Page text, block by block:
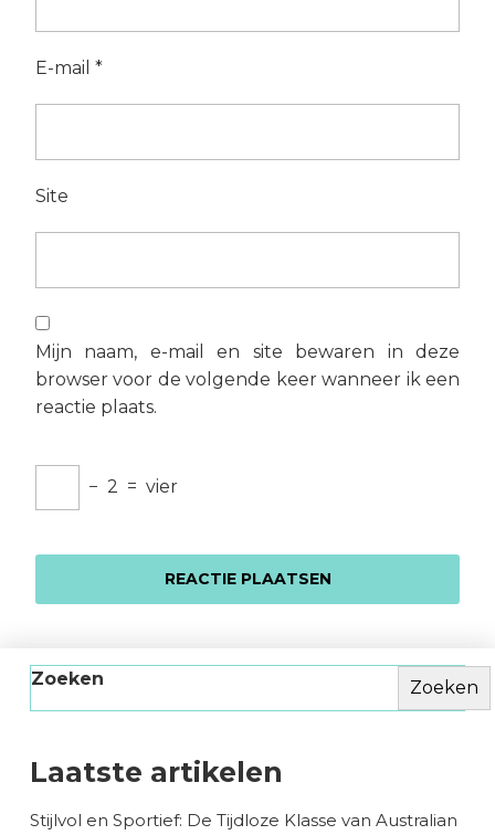
E-mail *
Site
Mijn naam, e-mail en site bewaren in deze
browser voor de volgende keer wanneer ik een
reactie plaats.
− 2 = vier
Zoeken Zoeken
Laatste artikelen
Stijlvol en Sportief: De Tijdloze Klasse van Australian